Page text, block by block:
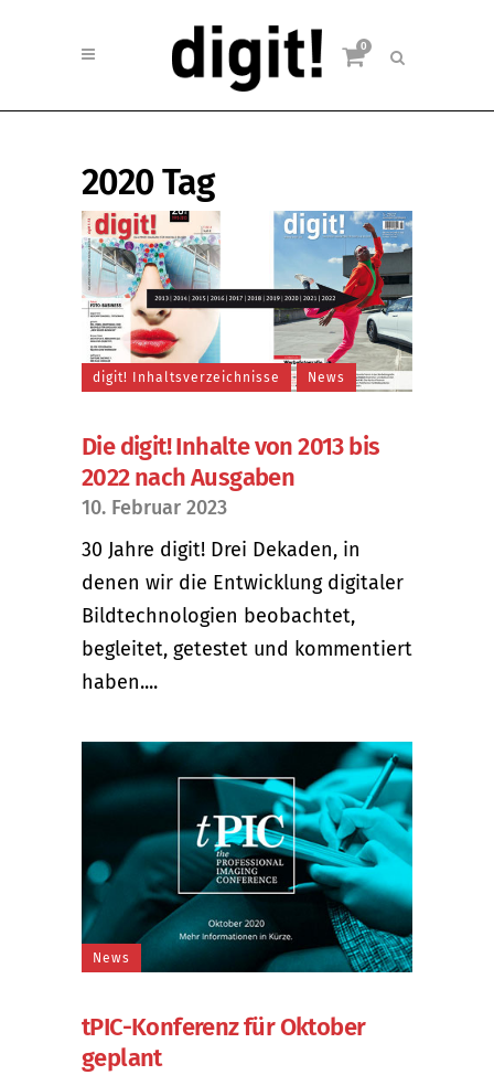
0
2020 Tag
digit! Inhaltsverzeichnisse News
Die digit! Inhalte von 2013 bis
2022 nach Ausgaben
10. Februar 2023
30 Jahre digit! Drei Dekaden, in
denen wir die Entwicklung digitaler
Bildtechnologien beobachtet,
begleitet, getestet und kommentiert
haben....
News
tPIC-Konferenz für Oktober
geplant